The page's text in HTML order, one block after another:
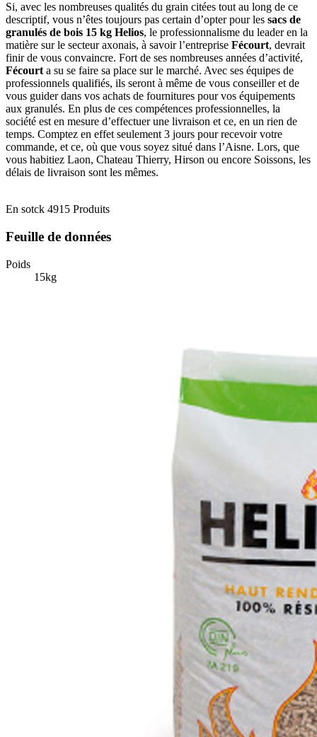
Si, avec les nombreuses qualités du grain citées tout au long de ce
descriptif, vous n’êtes toujours pas certain d’opter pour les sacs de
granulés de bois 15 kg Helios, le professionnalisme du leader en la
matière sur le secteur axonais, à savoir l’entreprise Fécourt, devrait
finir de vous convaincre. Fort de ses nombreuses années d’activité,
Fécourt a su se faire sa place sur le marché. Avec ses équipes de
professionnels qualifiés, ils seront à même de vous conseiller et de
vous guider dans vos achats de fournitures pour vos équipements
aux granulés. En plus de ces compétences professionnelles, la
société est en mesure d’effectuer une livraison et ce, en un rien de
temps. Comptez en effet seulement 3 jours pour recevoir votre
commande, et ce, où que vous soyez situé dans l’Aisne. Lors, que
vous habitiez Laon, Chateau Thierry, Hirson ou encore Soissons, les
délais de livraison sont les mêmes.
En sotck 4915 Produits
Feuille de données
Poids
15kg